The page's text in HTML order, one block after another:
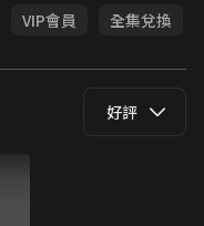
VIP會員 全集兌換
好評